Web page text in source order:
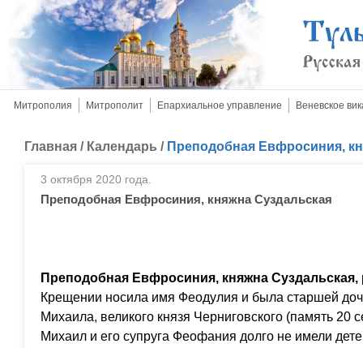
Митрополия Митрополит Епархиальное управление Веневское
Главная / Календарь / Преподобная Евфросиния,
3 октября 2020 года.
Преподобная Евфросиния, княжна Суздальская
Преподобная Евфросиния, княжна Суздальская,
Крещении носила имя Феодулия и была старшей
Михаила, великого князя Черниговского (память 20
Михаил и его супруга Феофания долго не имели